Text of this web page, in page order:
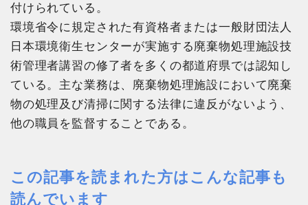
付けられている。
環境省令に規定された有資格者または一般財団法人
日本環境衛生センターが実施する廃棄物処理施設技
術管理者講習の修了者を多くの都道府県では認知し
ている。主な業務は、廃棄物処理施設において廃棄
物の処理及び清掃に関する法律に違反がないよう、
他の職員を監督することである。
この記事を読まれた方はこんな記事も
読んでいます